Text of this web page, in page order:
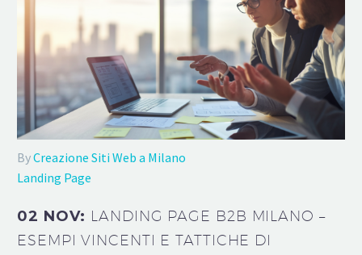
ByCreazione Siti Web a Milano
Landing Page
02 NOV: LANDING PAGE B2B MILANO –
ESEMPI VINCENTI E TATTICHE DI